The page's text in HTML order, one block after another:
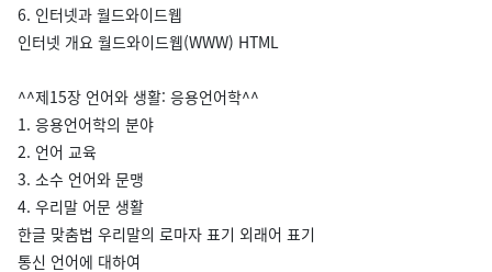
6. 인터넷과 월드와이드웹
인터넷 개요 월드와이드웹(WWW) HTML
^^제15장 언어와 생활: 응용언어학^^
1. 응용언어학의 분야
2. 언어 교육
3. 소수 언어와 문맹
4. 우리말 어문 생활
한글 맞춤법 우리말의 로마자 표기 외래어 표기
통신 언어에 대하여